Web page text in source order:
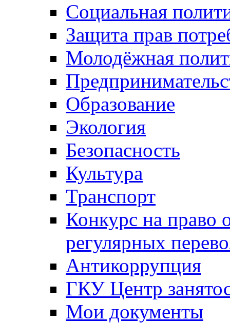
Социальная
Защита прав
Молодёжная
Образование
Экология
Безопасность
Культура
Транспорт
Конкурс на право
регулярных
Антикоррупция
ГКУ Центр
Мои документы